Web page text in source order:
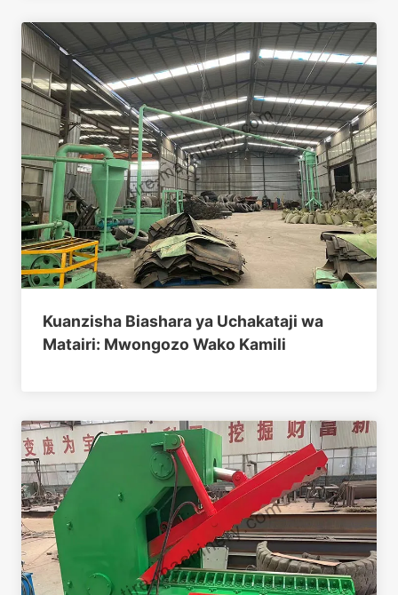
Kuanzisha Biashara ya Uchakataji wa
Matairi: Mwongozo Wako Kamili